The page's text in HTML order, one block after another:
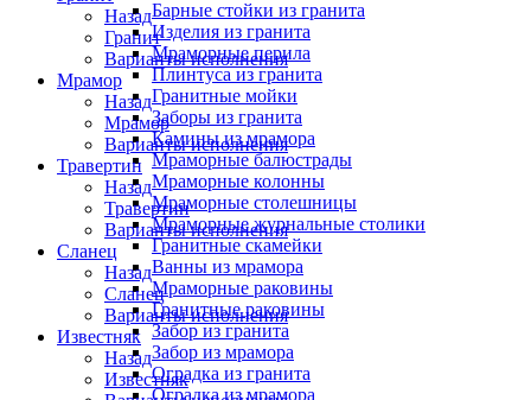
Барные стойки из гранита
Изделия из гранита
Мраморные перила
Плинтуса из гранита
Гранитные мойки
Заборы из гранита
Камины из мрамора
Мраморные балюстрады
Мраморные колонны
Мраморные столешницы
Мраморные журнальные столики
Гранитные скамейки
Ванны из мрамора
Мраморные раковины
Гранитные раковины
Забор из гранита
Забор из мрамора
Оградка из гранита
Оградка из мрамора
Назад
Гранит
Варианты исполнения
Мрамор
Назад
Мрамор
Варианты исполнения
Травертин
Назад
Травертин
Варианты исполнения
Сланец
Назад
Сланец
Варианты исполнения
Известняк
Назад
Известняк